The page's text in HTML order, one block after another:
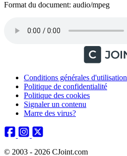
Format du document: audio/mpeg
Conditions générales d'utilisation
Politique de confidentialité
Politique des cookies
Signaler un contenu
Marre des virus?
© 2003 - 2026 CJoint.com